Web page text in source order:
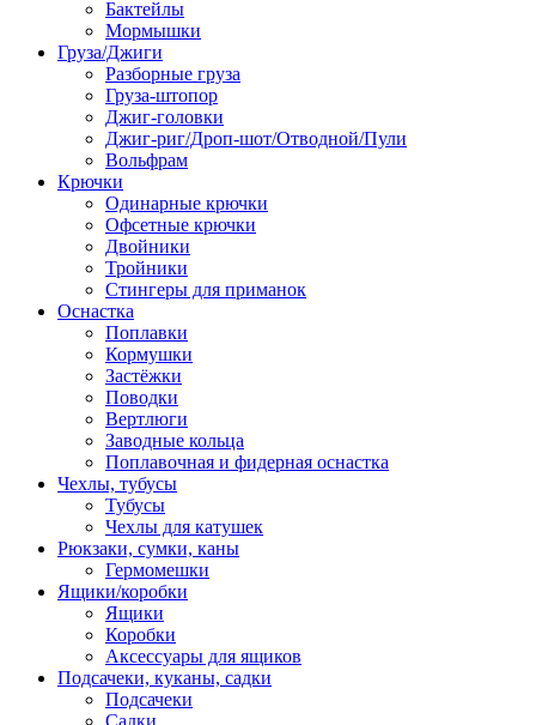
Бактейлы
Мормышки
Груза/Джиги
Разборные груза
Груза-штопор
Джиг-головки
Джиг-риг/Дроп-шот/Отводной/Пули
Вольфрам
Крючки
Одинарные крючки
Офсетные крючки
Двойники
Тройники
Стингеры для приманок
Оснастка
Поплавки
Кормушки
Застёжки
Поводки
Вертлюги
Заводные кольца
Поплавочная и фидерная оснастка
Чехлы, тубусы
Тубусы
Чехлы для катушек
Рюкзаки, сумки, каны
Гермомешки
Ящики/коробки
Ящики
Коробки
Аксессуары для ящиков
Подсачеки, куканы, садки
Подсачеки
Садки